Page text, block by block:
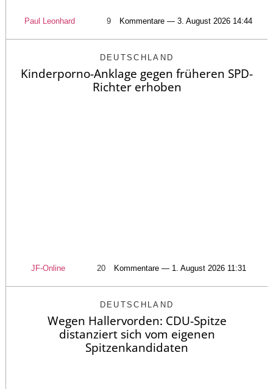
Paul Leonhard 9 Kommentare — 3. August 2026 14:44
DEUTSCHLAND
Kinderporno-Anklage gegen früheren SPD-
Richter erhoben
JF-Online 20 Kommentare — 1. August 2026 11:31
DEUTSCHLAND
Wegen Hallervorden: CDU-Spitze
distanziert sich vom eigenen
Spitzenkandidaten